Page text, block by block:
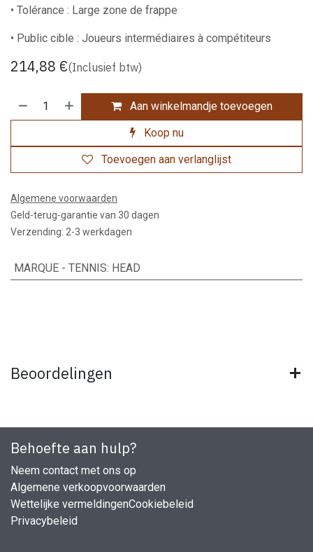
• Tolérance : Large zone de frappe
• Public cible : Joueurs intermédiaires à compétiteurs
214,88 €(Inclusief btw)
Aan winkelmandje toevoegen
Koop nu
Toevoegen aan verlanglijst
Algemene voorwaarden
Geld-terug-garantie van 30 dagen
Verzending: 2-3 werkdagen
MARQUE - TENNIS: HEAD
Beoordelingen
Behoefte aan hulp?
Neem contact met ons op
Algemene verkoopvoorwaarden
Wettelijke vermeldingenCookiebeleid
Privacybeleid